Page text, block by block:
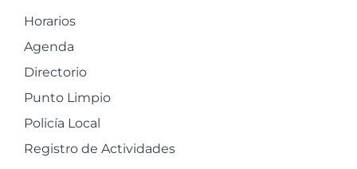
Horarios
Agenda
Directorio
Punto Limpio
Policía Local
Registro de Actividades